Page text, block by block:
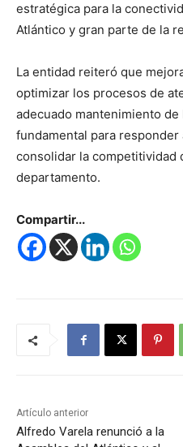
estratégica para la
Atlántico y gran parte de la
La entidad reiteró que
optimizar los procesos de
adecuado mantenimiento
fundamental para responder
consolidar la
departamento.
Compartir...
Artículo anterior
Alfredo Varela renunció a la